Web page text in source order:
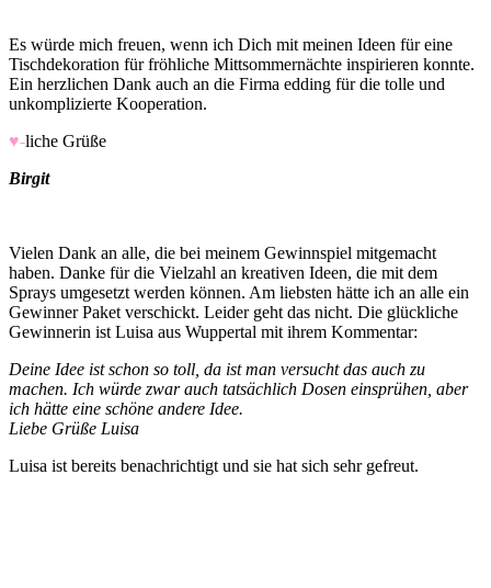
Es würde mich freuen, wenn ich Dich mit meinen Ideen für eine
Tischdekoration für fröhliche Mittsommernächte inspirieren konnte.
Ein herzlichen Dank auch an die Firma edding für die tolle und
unkomplizierte Kooperation.
♥-liche Grüße
Birgit
Vielen Dank an alle, die bei meinem Gewinnspiel mitgemacht
haben. Danke für die Vielzahl an kreativen Ideen, die mit dem
Sprays umgesetzt werden können. Am liebsten hätte ich an alle ein
Gewinner Paket verschickt. Leider geht das nicht. Die glückliche
Gewinnerin ist Luisa aus Wuppertal mit ihrem Kommentar:
Deine Idee ist schon so toll, da ist man versucht das auch zu
machen. Ich würde zwar auch tatsächlich Dosen einsprühen, aber
ich hätte eine schöne andere Idee.
Liebe Grüße Luisa
Luisa ist bereits benachrichtigt und sie hat sich sehr gefreut.